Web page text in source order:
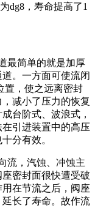
dg8，寿命提高了1
最简单的就是加厚
。一方面可使流闭
置，使之远离密封
减小了压力的恢复
台阶式、波浪式，
引进装置中的高压
分有效。
流，汽蚀、冲蚀主
密封面很快遭受破
在节流之后，阀座
长了寿命。故作流